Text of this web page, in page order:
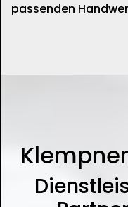
passenden